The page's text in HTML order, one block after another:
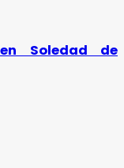
Soledad de